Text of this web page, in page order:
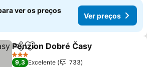
ver os preços
Ver preços
PartilharAdicionar aos favoritos
Penzion Dobré Časy
3 Estrelas
9,3 Excelente
733